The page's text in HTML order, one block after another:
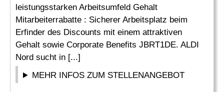
leistungsstarken Arbeitsumfeld Gehalt
Mitarbeiterrabatte : Sicherer Arbeitsplatz beim
Erfinder des Discounts mit einem attraktiven
Gehalt sowie Corporate Benefits JBRT1DE. ALDI
Nord sucht in [...]
MEHR INFOS ZUM STELLENANGEBOT